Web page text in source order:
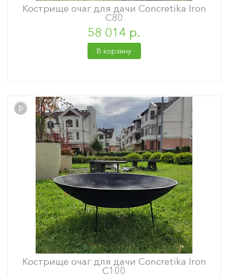
Кострище очаг для дачи Concretika Iron
С80
58 014 р.
В корзину
Кострище очаг для дачи Concretika Iron
С100